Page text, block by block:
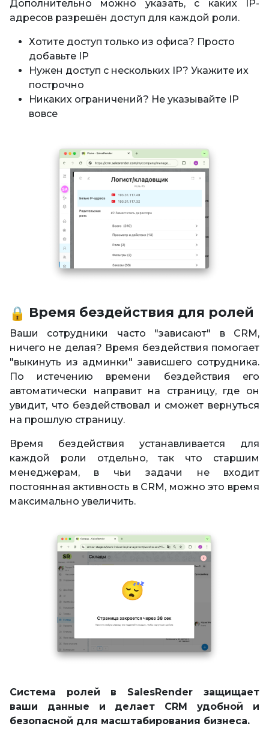
Дополнительно можно указать, с каких IP-
адресов разрешён доступ для каждой роли.
Хотите доступ только из офиса? Просто
добавьте IP
Нужен доступ с нескольких IP? Укажите их
построчно
Никаких ограничений? Не указывайте IP
вовсе
Время бездействия для ролей
Ваши сотрудники часто "зависают" в CRM,
ничего не делая? Время бездействия помогает
"выкинуть из админки" зависшего сотрудника.
По истечению времени бездействия его
автоматически направит на страницу, где он
увидит, что бездействовал и сможет вернуться
на прошлую страницу.
Время бездействия устанавливается для
каждой роли отдельно, так что старшим
менеджерам, в чьи задачи не входит
постоянная активность в CRM, можно это время
максимально увеличить.
Система ролей в SalesRender защищает
ваши данные и делает CRM удобной и
безопасной для масштабирования бизнеса.